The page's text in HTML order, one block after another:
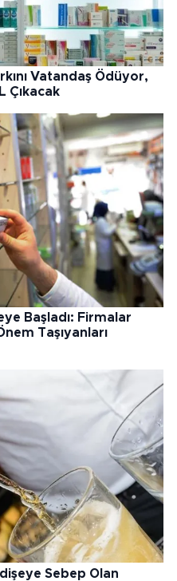
Vatandaş Ödüyor,
Çıkacak
Başladı: Firmalar
Taşıyanları
Sebep Olan